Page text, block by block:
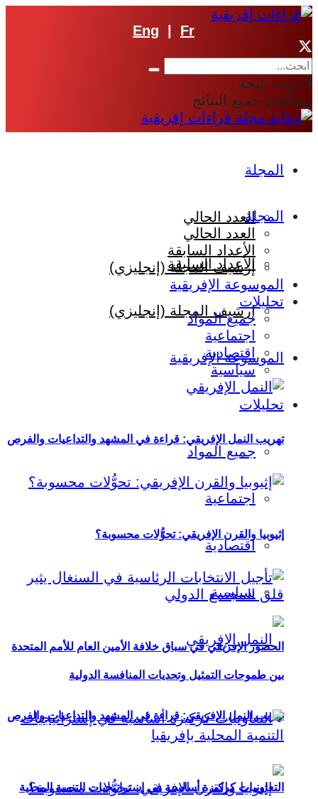
Eng Fr
لا توجد نتيجة
مشاهدة جميع النتائج
المجلة
العدد الحالي
الأعداد السابقة
إرشيف المجلة (إنجليزي)
الموسوعة الإفريقية
تحليلات
جميع المواد
اجتماعية
اقتصادية
سياسية
تهريب النمل الإفريقي: قراءة في المشهد والتداعيات والفرص
المجلة
العدد الحالي
الأعداد السابقة
إرشيف المجلة (إنجليزي)
الموسوعة الإفريقية
تحليلات
جميع المواد
اجتماعية
اقتصادية
سياسية
تهريب النمل الإفريقي: قراءة في المشهد والتداعيات والفرص
إثيوبيا والقرن الإفريقي: تحوُّلات محسوبة؟
الحضور الإفريقي في سباق خلافة الأمين العام للأمم المتحدة
بين طموحات التمثيل وتحديات المنافسة الدولية
التعاونيات كركيزة أساسية في إستراتيجيات التنمية المحلية